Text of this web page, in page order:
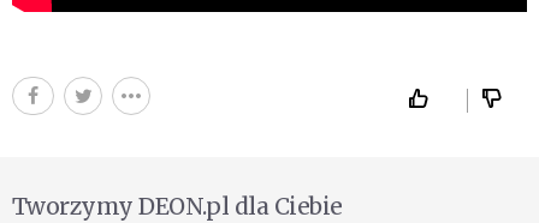
Tworzymy DEON.pl dla Ciebie